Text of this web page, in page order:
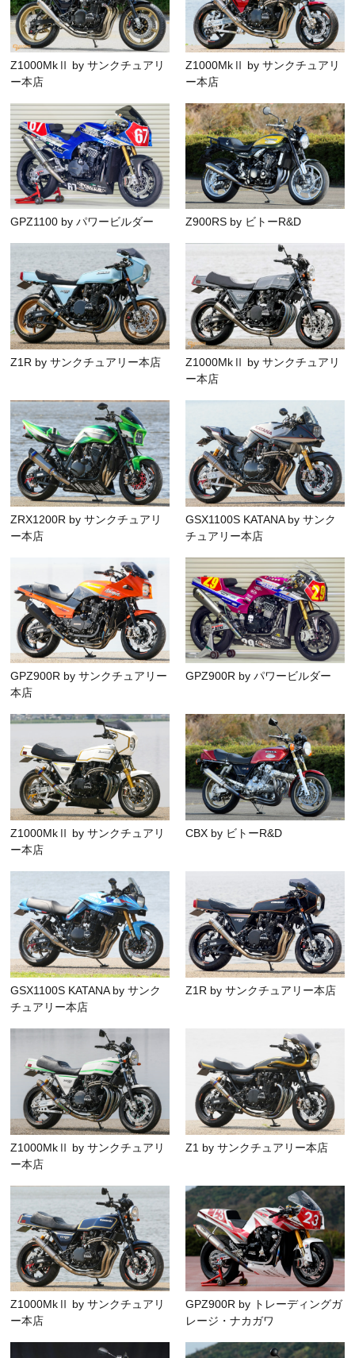
Z1000MkⅡ by サンクチュアリ
ー本店
Z1000MkⅡ by サンクチュアリ
ー本店
GPZ1100 by パワービルダー Z900RS by ビトーR&D
Z1R by サンクチュアリー本店
Z1000MkⅡ by サンクチュアリ
ー本店
ZRX1200R by サンクチュアリ
ー本店
GSX1100S KATANA by サンク
チュアリー本店
GPZ900R by サンクチュアリー
本店
GPZ900R by パワービルダー
Z1000MkⅡ by サンクチュアリ
ー本店
CBX by ビトーR&D
GSX1100S KATANA by サンク
チュアリー本店
Z1R by サンクチュアリー本店
Z1000MkⅡ by サンクチュアリ
ー本店
Z1 by サンクチュアリー本店
Z1000MkⅡ by サンクチュアリ
ー本店
GPZ900R by トレーディングガ
レージ・ナカガワ